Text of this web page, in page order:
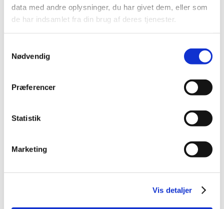
data med andre oplysninger, du har givet dem, eller som
de har indsamlet fra din brug af deres tjenester.
Nødvendig
Præferencer
Statistik
Marketing
Vis detaljer
april (1)
februar (1)
2018 (4)
2016 (2)
2014 (3)
2012 (1)
2010 (2)
2008 (2)